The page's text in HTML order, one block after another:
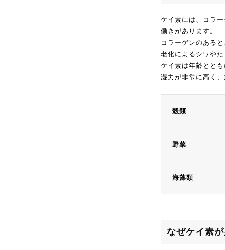
ケイ素には、コラ
働きがあります。
コラーゲンのある
老化によるシワや
ケイ素は年齢とと
湿力が非常に高く
殻類
野菜
海藻類
なぜケイ素